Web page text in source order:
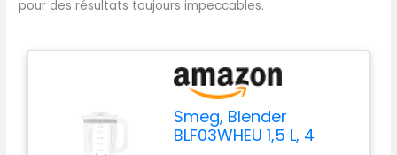
pour des résultats toujours impeccables.
Smeg, Blender
BLF03WHEU 1,5 L, 4